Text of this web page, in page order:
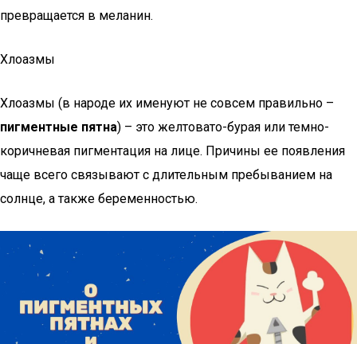
превращается в меланин.
Хлоазмы
Хлоазмы (в народе их именуют не совсем правильно –
пигментные пятна) – это желтовато-бурая или темно-
коричневая пигментация на лице. Причины ее появления
чаще всего связывают с длительным пребыванием на
солнце, а также беременностью.